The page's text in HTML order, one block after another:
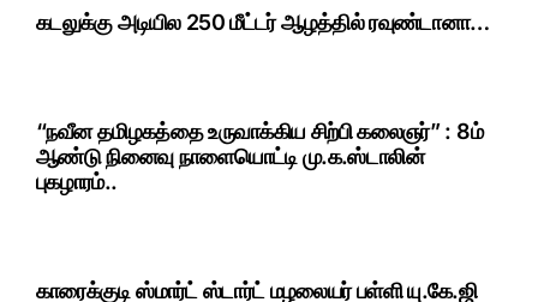
கடலுக்கு அடியில 250 மீட்டர் ஆழத்தில் ரவுண்டானா…
“நவீன தமிழகத்தை உருவாக்கிய சிற்பி கலைஞர்” : 8ம்
ஆண்டு நினைவு நாளையொட்டி மு.க.ஸ்டாலின்
புகழாரம்..
காரைக்குடி ஸ்மார்ட் ஸ்டார்ட் மழலையர் பள்ளி யு.கே.ஜி